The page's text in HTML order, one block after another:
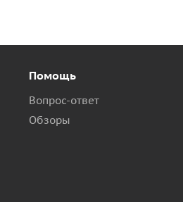
Помощь
Вопрос-ответ
Обзоры